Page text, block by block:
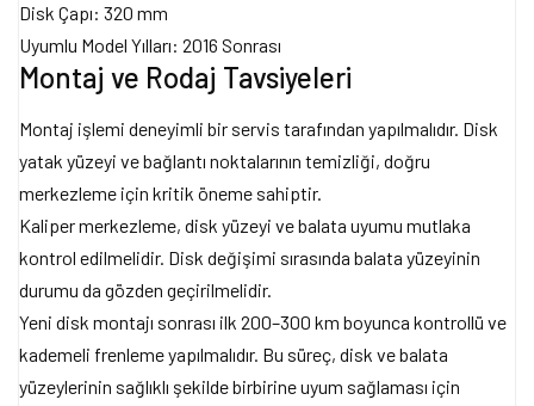
Disk Çapı: 320 mm
Uyumlu Model Yılları: 2016 Sonrası
Montaj ve Rodaj Tavsiyeleri
Montaj işlemi deneyimli bir servis tarafından yapılmalıdır. Disk
yatak yüzeyi ve bağlantı noktalarının temizliği, doğru
merkezleme için kritik öneme sahiptir.
Kaliper merkezleme, disk yüzeyi ve balata uyumu mutlaka
kontrol edilmelidir. Disk değişimi sırasında balata yüzeyinin
durumu da gözden geçirilmelidir.
Yeni disk montajı sonrası ilk 200–300 km boyunca kontrollü ve
kademeli frenleme yapılmalıdır. Bu süreç, disk ve balata
yüzeylerinin sağlıklı şekilde birbirine uyum sağlaması için